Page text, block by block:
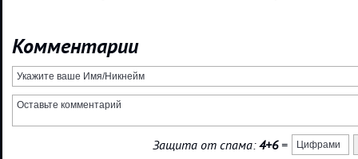
Комментарии
Защита от спама:4+6=